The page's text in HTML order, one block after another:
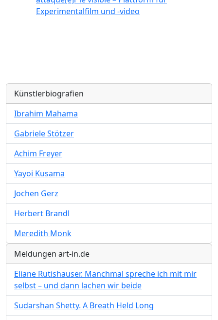
Experimentalfilm und -video
Künstlerbiografien
Ibrahim Mahama
Gabriele Stötzer
Achim Freyer
Yayoi Kusama
Jochen Gerz
Herbert Brandl
Meredith Monk
Meldungen art-in.de
Eliane Rutishauser. Manchmal spreche ich mit mir
selbst – und dann lachen wir beide
Sudarshan Shetty. A Breath Held Long